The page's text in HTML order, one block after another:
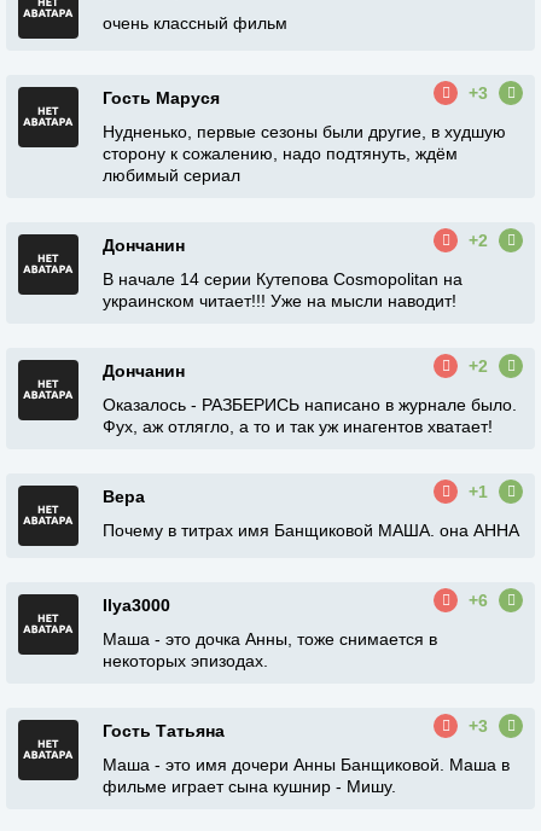
очень классный фильм
Гость Маруся
+3
Нудненько, первые сезоны были другие, в худшую
сторону к сожалению, надо подтянуть, ждём
любимый сериал
Дончанин
+2
В начале 14 серии Кутепова Cosmopolitan на
украинском читает!!! Уже на мысли наводит!
Дончанин
+2
Оказалось - РАЗБЕРИСЬ написано в журнале было.
Фух, аж отлягло, а то и так уж инагентов хватает!
Вера
+1
Почему в титрах имя Банщиковой МАША. она АННА
Ilya3000
+6
Маша - это дочка Анны, тоже снимается в
некоторых эпизодах.
Гость Татьяна
+3
Маша - это имя дочери Анны Банщиковой. Маша в
фильме играет сына кушнир - Мишу.